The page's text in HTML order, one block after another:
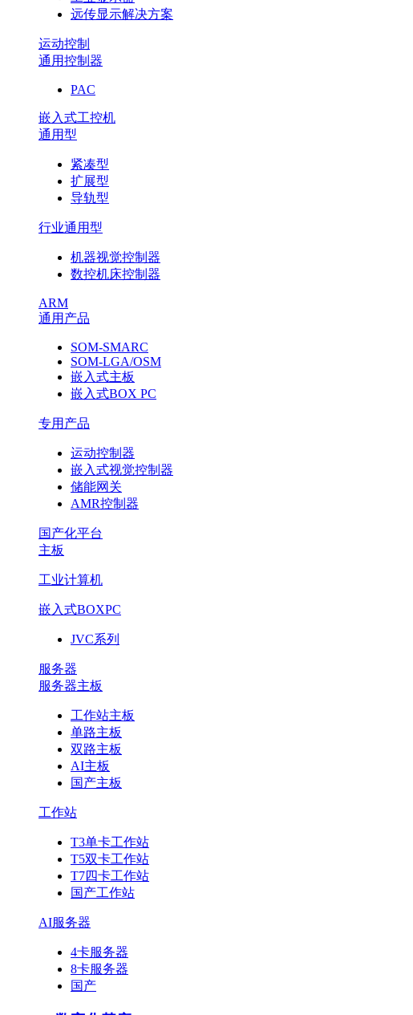
远传显示解决方案
运动控制
通用控制器
PAC
嵌入式工控机
通用型
紧凑型
扩展型
导轨型
行业通用型
机器视觉控制器
数控机床控制器
ARM
通用产品
SOM-SMARC
SOM-LGA/OSM
嵌入式主板
嵌入式BOX PC
专用产品
运动控制器
嵌入式视觉控制器
储能网关
AMR控制器
国产化平台
主板
工业计算机
嵌入式BOXPC
JVC系列
服务器
服务器主板
工作站主板
单路主板
双路主板
AI主板
国产主板
工作站
T3单卡工作站
T5双卡工作站
T7四卡工作站
国产工作站
AI服务器
4卡服务器
8卡服务器
国产